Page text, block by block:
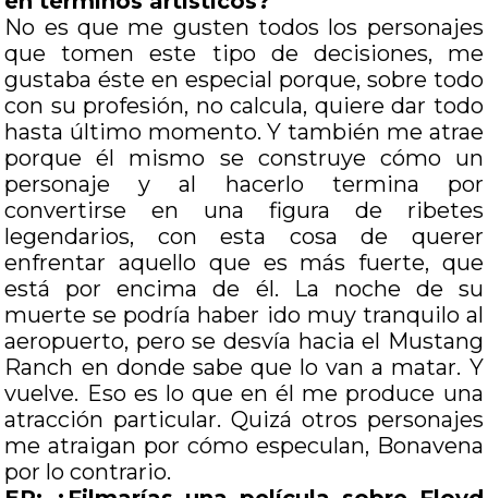
No es que me gusten todos los personajes
que tomen este tipo de decisiones, me
gustaba éste en especial porque, sobre todo
con su profesión, no calcula, quiere dar todo
hasta último momento. Y también me atrae
porque él mismo se construye cómo un
personaje y al hacerlo termina por
convertirse en una figura de ribetes
legendarios, con esta cosa de querer
enfrentar aquello que es más fuerte, que
está por encima de él. La noche de su
muerte se podría haber ido muy tranquilo al
aeropuerto, pero se desvía hacia el Mustang
Ranch en donde sabe que lo van a matar. Y
vuelve. Eso es lo que en él me produce una
atracción particular. Quizá otros personajes
me atraigan por cómo especulan, Bonavena
por lo contrario.